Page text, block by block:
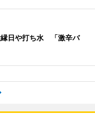
縁日や打ち水 「激辛バ